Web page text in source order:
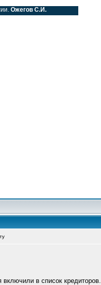
Ожегов С.И.
в список кредиторов.